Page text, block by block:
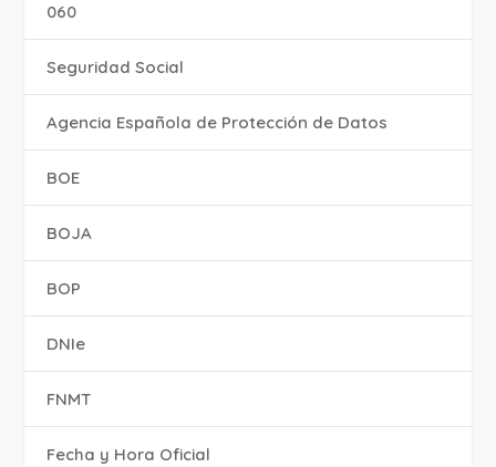
060
Seguridad Social
Agencia Española de Protección de Datos
BOE
BOJA
BOP
DNIe
FNMT
Fecha y Hora Oficial